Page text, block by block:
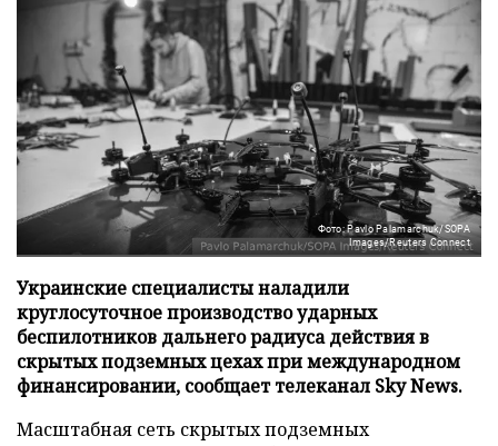
Фото: Pavlo Palamarchuk/SOPA
Images/Reuters Connect
Украинские специалисты наладили
круглосуточное производство ударных
беспилотников дальнего радиуса действия в
скрытых подземных цехах при международном
финансировании, сообщает телеканал Sky News.
Масштабная сеть скрытых подземных